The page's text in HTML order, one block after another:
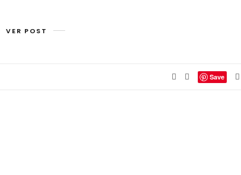
VER POST
Save